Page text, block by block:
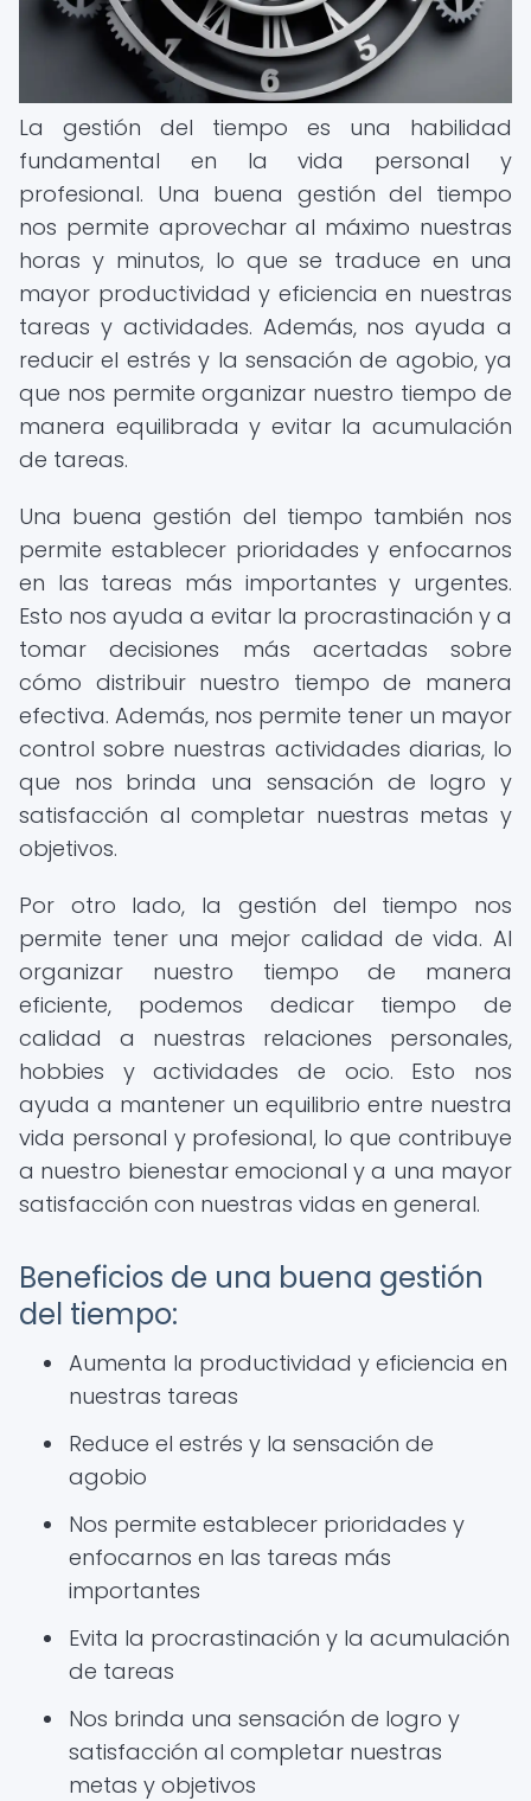
La gestión del tiempo es una habilidad
fundamental en la vida personal y
profesional. Una buena gestión del tiempo
nos permite aprovechar al máximo nuestras
horas y minutos, lo que se traduce en una
mayor productividad y eficiencia en nuestras
tareas y actividades. Además, nos ayuda a
reducir el estrés y la sensación de agobio, ya
que nos permite organizar nuestro tiempo de
manera equilibrada y evitar la acumulación
de tareas.
Una buena gestión del tiempo también nos
permite establecer prioridades y enfocarnos
en las tareas más importantes y urgentes.
Esto nos ayuda a evitar la procrastinación y a
tomar decisiones más acertadas sobre
cómo distribuir nuestro tiempo de manera
efectiva. Además, nos permite tener un mayor
control sobre nuestras actividades diarias, lo
que nos brinda una sensación de logro y
satisfacción al completar nuestras metas y
objetivos.
Por otro lado, la gestión del tiempo nos
permite tener una mejor calidad de vida. Al
organizar nuestro tiempo de manera
eficiente, podemos dedicar tiempo de
calidad a nuestras relaciones personales,
hobbies y actividades de ocio. Esto nos
ayuda a mantener un equilibrio entre nuestra
vida personal y profesional, lo que contribuye
a nuestro bienestar emocional y a una mayor
satisfacción con nuestras vidas en general.
Beneficios de una buena gestión
del tiempo:
Aumenta la productividad y eficiencia en
nuestras tareas
Reduce el estrés y la sensación de
agobio
Nos permite establecer prioridades y
enfocarnos en las tareas más
importantes
Evita la procrastinación y la acumulación
de tareas
Nos brinda una sensación de logro y
satisfacción al completar nuestras
metas y objetivos